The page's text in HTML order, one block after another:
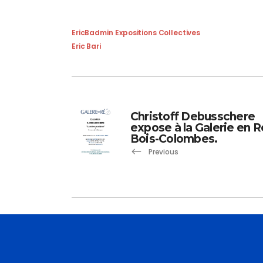
EricBadmin Expositions Collectives
Eric Bari
Christoff Debusschere
expose à la Galerie en
Bois-Colombes.
Previous